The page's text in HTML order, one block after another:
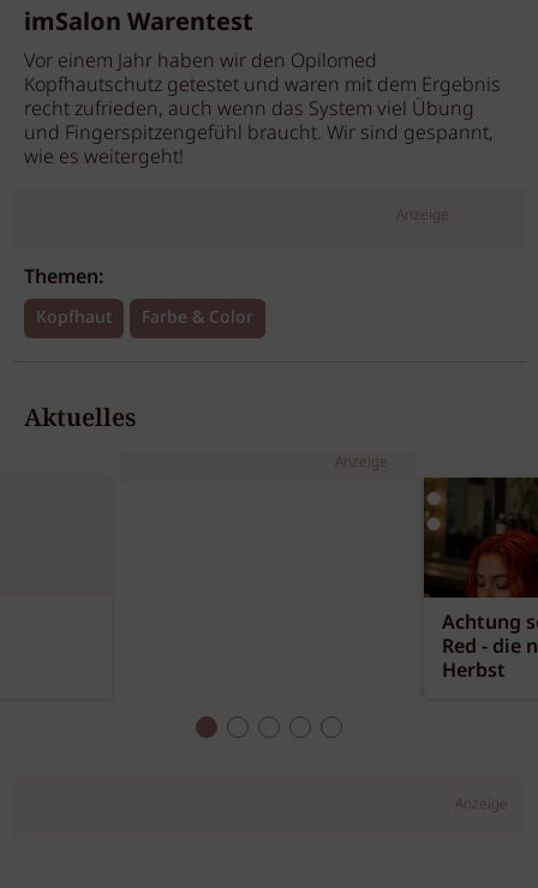
imSalon Warentest
Vor einem Jahr haben wir den Opilomed
Kopfhautschutz getestet und waren mit dem Ergebnis
recht zufrieden, auch wenn das System viel Übung
und Fingerspitzengefühl braucht. Wir sind gespannt,
wie es weitergeht!
Anzeige
Themen:
Kopfhaut Farbe & Color
Aktuelles
Anzeige
Achtung
Red - die
Herbst
Anzeige